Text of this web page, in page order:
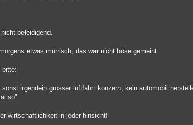
beleidigend.
etwas mürrisch, das war nicht böse gemeint.
bitte:
sonst irgendein grosser luftfahrt konzern, kein automobil
so".
wirtschaftlichkeit in jeder hinsicht!